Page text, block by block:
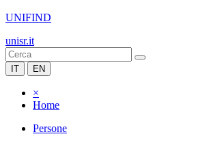
UNIFIND
unisr.it
IT EN
×
Home
Persone